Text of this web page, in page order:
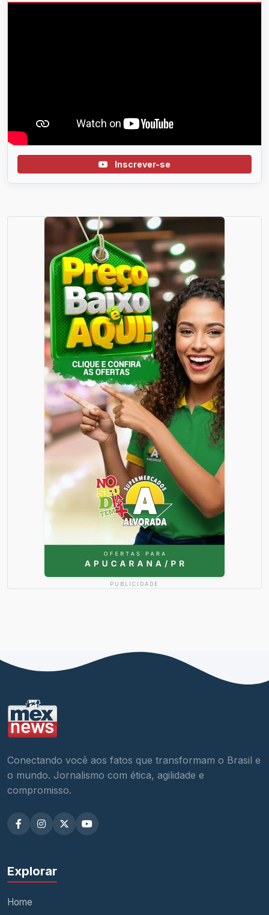
Inscrever-se
PUBLICIDADE
Conectando você aos fatos que transformam o Brasil e
o mundo. Jornalismo com ética, agilidade e
compromisso.
Explorar
Home